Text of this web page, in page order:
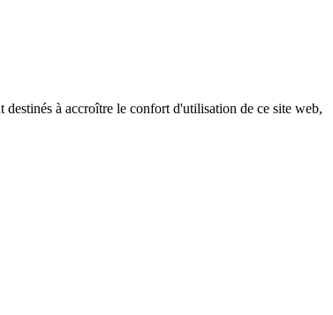
à accroître le confort d'utilisation de ce site web,